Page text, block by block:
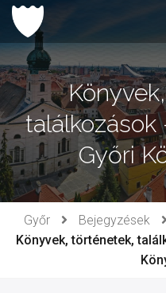
Ugrás
tartalomhoz
találkozások
Győri
Győr Bejegyzések
Könyvek, történetek,